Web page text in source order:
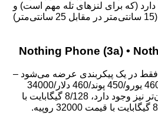
پرو پیشرفته‌تر است و OIS دارد (که برای لنزهای تله مهم است) و
می‌تواند در فواصل کوتاه‌تر (15 سانتی‌متر در مقابل 25 سانتی‌متر)
Nothing Phone (3a) •
در بیشتر بازارها، (3a) Pro فقط در یک پیکربندی عرضه می‌شود –
12/256 گیگابایت با قیمت 460 یورو/450 پوند/460 دلار/34000
روپیه. در هند، دو مدل ارزان‌تر نیز وجود دارد، 8/128 گیگابایت با